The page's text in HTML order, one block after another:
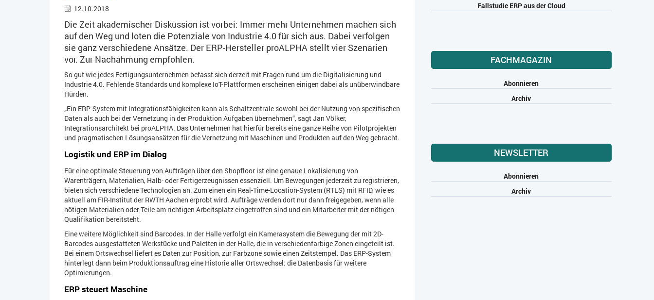
12.10.2018
Die Zeit akademischer Diskussion ist vorbei: Immer mehr Unternehmen machen sich
auf den Weg und loten die Potenziale von Industrie 4.0 für sich aus. Dabei verfolgen
sie ganz verschiedene Ansätze. Der ERP-Hersteller proALPHA stellt vier Szenarien
vor. Zur Nachahmung empfohlen.
So gut wie jedes Fertigungsunternehmen befasst sich derzeit mit Fragen rund um die Digitalisierung und
Industrie 4.0. Fehlende Standards und komplexe IoT-Plattformen erscheinen einigen dabei als unüberwindbare
Hürden.
„Ein ERP-System mit Integrationsfähigkeiten kann als Schaltzentrale sowohl bei der Nutzung von spezifischen
Daten als auch bei der Vernetzung in der Produktion Aufgaben übernehmen“, sagt Jan Völker,
Integrationsarchitekt bei proALPHA. Das Unternehmen hat hierfür bereits eine ganze Reihe von Pilotprojekten
und pragmatischen Lösungsansätzen für die Vernetzung mit Maschinen und Produkten auf den Weg gebracht.
Logistik und ERP im Dialog
Für eine optimale Steuerung von Aufträgen über den Shopfloor ist eine genaue Lokalisierung von
Warenträgern, Materialien, Halb- oder Fertigerzeugnissen essenziell. Um Bewegungen jederzeit zu registrieren,
bieten sich verschiedene Technologien an. Zum einen ein Real-Time-Location-System (RTLS) mit RFID, wie es
aktuell am FIR-Institut der RWTH Aachen erprobt wird. Aufträge werden dort nur dann freigegeben, wenn alle
nötigen Materialien oder Teile am richtigen Arbeitsplatz eingetroffen sind und ein Mitarbeiter mit der nötigen
Qualifikation bereitsteht.
Eine weitere Möglichkeit sind Barcodes. In der Halle verfolgt ein Kamerasystem die Bewegung der mit 2D-
Barcodes ausgestatteten Werkstücke und Paletten in der Halle, die in verschiedenfarbige Zonen eingeteilt ist.
Bei einem Ortswechsel liefert es Daten zur Position, zur Farbzone sowie einen Zeitstempel. Das ERP-System
hinterlegt dann beim Produktionsauftrag eine Historie aller Ortswechsel: die Datenbasis für weitere
Optimierungen.
ERP steuert Maschine
Fallstudie ERP aus der Cloud
FACHMAGAZIN
Abonnieren
Archiv
NEWSLETTER
Abonnieren
Archiv